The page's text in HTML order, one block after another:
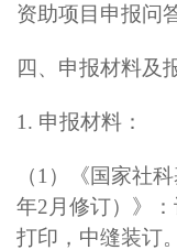
资助项目申报问
四、申报材料及
1. 申报材料：
（1）《国家社
年2月修订）》：
打印，中缝装订。